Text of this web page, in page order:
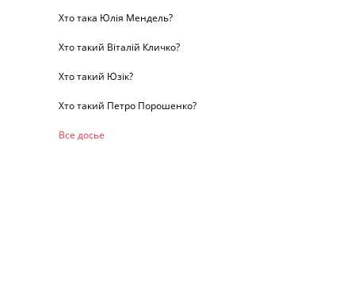
Хто така Юлія Мендель?
Хто такий Віталій Кличко?
Хто такий Юзік?
Хто такий Петро Порошенко?
Все досье